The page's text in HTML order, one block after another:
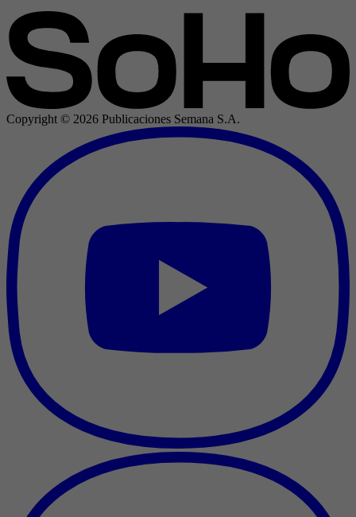
Copyright © 2026 Publicaciones Semana S.A.